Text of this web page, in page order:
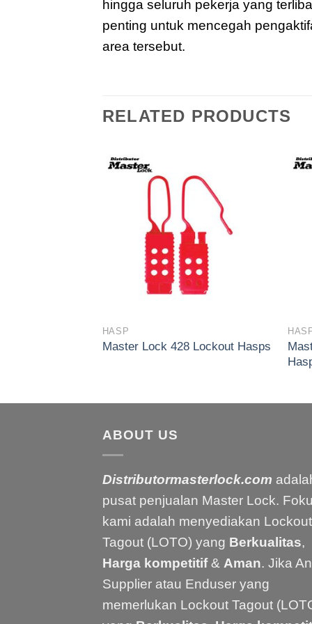
hingga seluruh pekerja yang
penting untuk mencegah
area tersebut.
RELATED PRODUCTS
HASP
Master Lock 428 Lockout Hasps
ABOUT US
Distributormasterlock.com
pusat penjualan Master Lock.
kami adalah menyediakan Lockout
Tagout (LOTO) yang Berkualitas,
Harga kompetitif& Aman. Jika
Supplier atau Enduser yang
memerlukan Lockout Tagout